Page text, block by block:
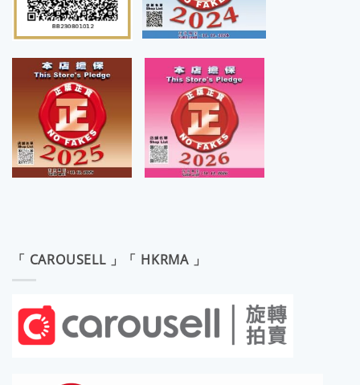
「 CAROUSELL 」「 HKRMA 」